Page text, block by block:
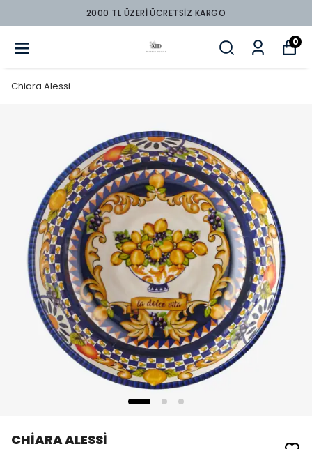
2000 TL ÜZERİ ÜCRETSİZ KARGO
0
Chiara Alessi
CHİARA ALESSİ